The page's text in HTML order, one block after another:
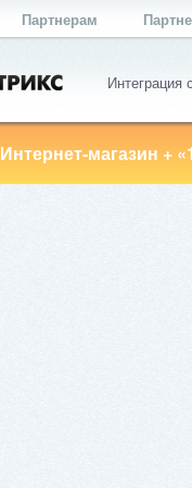
Партнерам
Интеграция
Интернет-магазин +